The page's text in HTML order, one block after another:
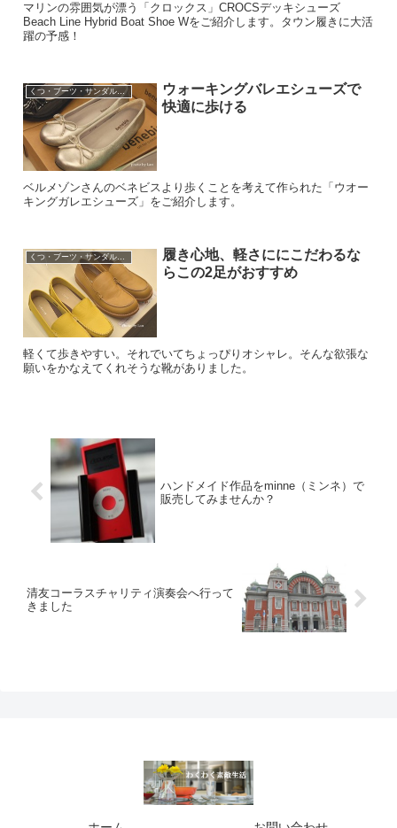
マリンの雰囲気が漂う「クロックス」CROCSデッキシューズ
Beach Line Hybrid Boat Shoe Wをご紹介します。タウン履きに大活
躍の予感！
くつ・ブーツ・サンダル・パンプスなど
ウォーキングバレエシューズで
快適に歩ける
ベルメゾンさんのベネビスより歩くことを考えて作られた「ウオー
キングガレエシューズ」をご紹介します。
くつ・ブーツ・サンダル・パンプスなど
履き心地、軽さににこだわるな
らこの2足がおすすめ
軽くて歩きやすい。それでいてちょっぴりオシャレ。そんな欲張な
願いをかなえてくれそうな靴がありました。
ハンドメイド作品をminne（ミンネ）で
販売してみませんか？
清友コーラスチャリティ演奏会へ行って
きました